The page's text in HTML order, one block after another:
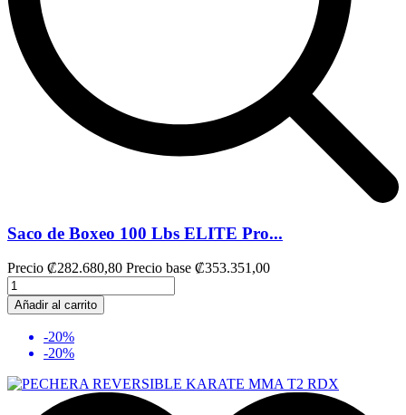
Saco de Boxeo 100 Lbs ELITE Pro...
Precio ₡282.680,80 Precio base ₡353.351,00
Añadir al carrito
-20%
-20%